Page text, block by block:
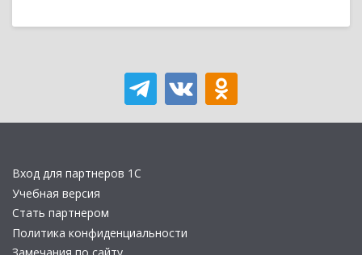
Вход для партнеров 1С
Учебная версия
Стать партнером
Политика конфиденциальности